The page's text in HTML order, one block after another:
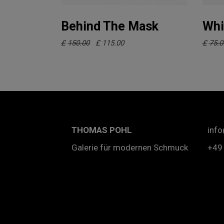
In den Warenkorb
Behind The Mask
£ 150.00
Ursprünglicher
£ 115.00Aktueller
£
THOMAS POHL
Galerie für modernen Schmuck